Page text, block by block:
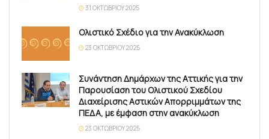
31 ΟΚΤΩΒΡΊΟΥ 2025
Ολιστικό Σχέδιο για την Ανακύκλωση
23 ΟΚΤΩΒΡΊΟΥ 2025
Συνάντηση Δημάρχων της Αττικής για την
Παρουσίαση του Ολιστικού Σχεδίου
Διαχείρισης Αστικών Απορριμμάτων της
ΠΕΔΑ, με έμφαση στην ανακύκλωση
23 ΟΚΤΩΒΡΊΟΥ 2025